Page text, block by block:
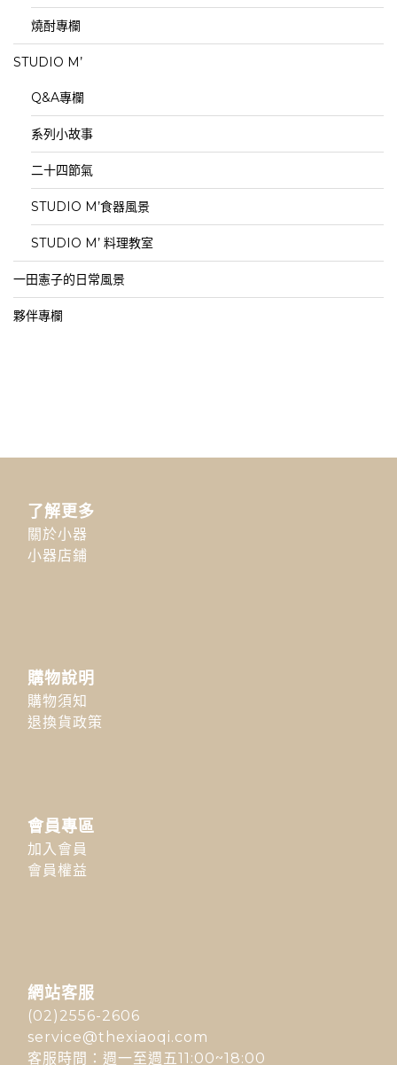
燒酎專欄
STUDIO M’
Q&A專欄
系列小故事
二十四節氣
STUDIO M’食器風景
STUDIO M’ 料理教室
一田憲子的日常風景
夥伴專欄
了解更多
關於小器
小器店鋪
購物說明
購物須知
退換貨政策
會員專區
加入會員
會員權益
網站客服
(02)2556-2606
service@thexiaoqi.com
客服時間：週一至週五11:00~18:00